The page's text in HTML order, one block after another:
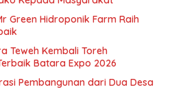
Green Hidroponik Farm Raih
Teweh Kembali Toreh
Batara Expo 2026
Pembangunan dari Dua Desa